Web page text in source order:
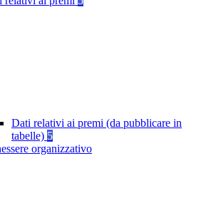
Dati relativi ai premi (da pubblicare in
tabelle) 5
organizzativo